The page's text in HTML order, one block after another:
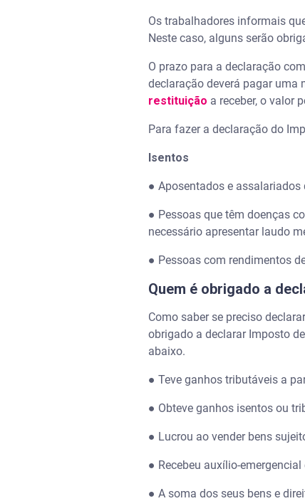
Os trabalhadores informais
Neste caso, alguns serão
O prazo para a declaração
declaração deverá pagar uma
restituição a receber, o valor
Para fazer a declaração do
Isentos
● Aposentados e assalariados
● Pessoas que têm doenças
necessário apresentar laudo
● Pessoas com rendimentos
Quem é obrigado a
Como saber se preciso
obrigado a declarar Imposto
abaixo.
● Teve ganhos tributáveis a
● Obteve ganhos isentos ou
● Lucrou ao vender bens
● Recebeu auxílio-
● A soma dos seus bens e